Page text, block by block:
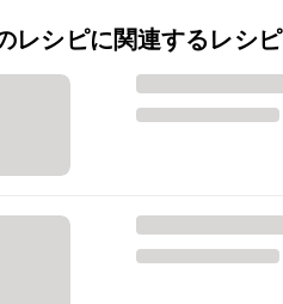
レシピに関連するレシピ